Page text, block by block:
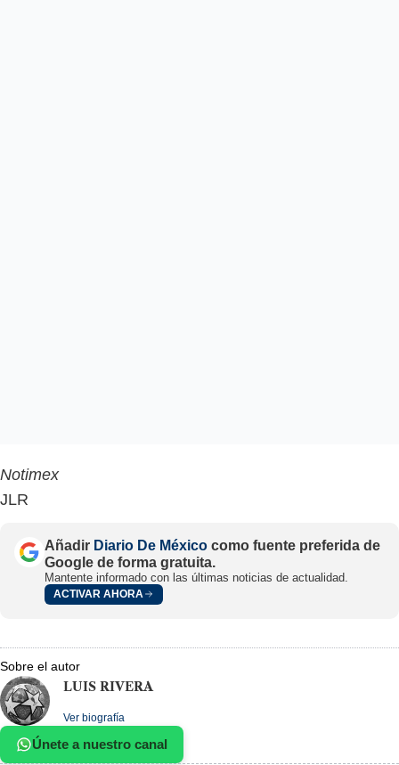
Notimex
JLR
Añadir Diario De México como fuente preferida de
Google de forma gratuita.
Mantente informado con las últimas noticias de actualidad.
ACTIVAR AHORA
Sobre el autor
LUIS RIVERA
Ver biografía
Únete a nuestro canal